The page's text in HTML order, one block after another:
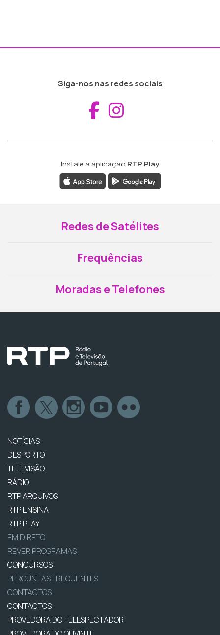
Siga-nos nas redes sociais
Aceder ao
Instale a aplicação RTP Play
Redes de Satélites
Frequências
Moradas e Telefones
NOTÍCIAS
DESPORTO
TELEVISÃO
RÁDIO
RTP ARQUIVOS
RTP ENSINA
RTP PLAY
EM DIRETO
REVER PROGRAMAS
CONCURSOS
PERGUNTAS FREQUENTES
CONTACTOS
CONTACTOS
PROVEDORA DO TELESPECTADOR